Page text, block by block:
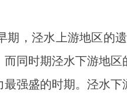
泾水上游地区的遗
而同时期泾水下游地
最强盛的时期。泾水